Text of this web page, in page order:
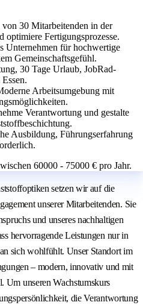
von 30 Mitarbeitenden in der
optimiere Fertigungsprozesse.
Unternehmen für hochwertige
Gemeinschaftsgefühl.
30 Tage Urlaub, JobRad-
Arbeitsumgebung mit
Verantwortung und gestalte
Ausbildung, Führungserfahrung
60000 - 75000 € pro Jahr.
setzen wir auf die
unserer Mitarbeitenden. Sie
und unseres nachhaltigen
hervorragende Leistungen nur in
sich wohlfühlt. Unser Standort im
– modern, innovativ und mit
Um unseren Wachstumskurs
die Verantwortung